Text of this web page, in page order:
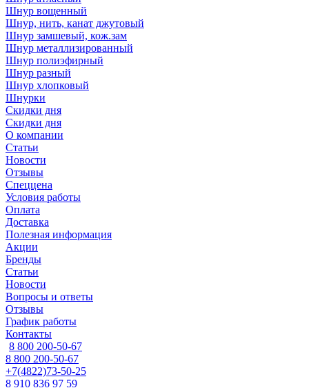
Шнур вощенный
Шнур, нить, канат джутовый
Шнур замшевый, кож.зам
Шнур металлизированный
Шнур полиэфирный
Шнур разный
Шнур хлопковый
Шнурки
Скидки дня
Скидки дня
О компании
Статьи
Новости
Отзывы
Спеццена
Условия работы
Оплата
Доставка
Полезная информация
Акции
Бренды
Статьи
Новости
Вопросы и ответы
Отзывы
График работы
Контакты
8 800 200-50-67
8 800 200-50-67
+7(4822)73-50-25
8 910 836 97 59